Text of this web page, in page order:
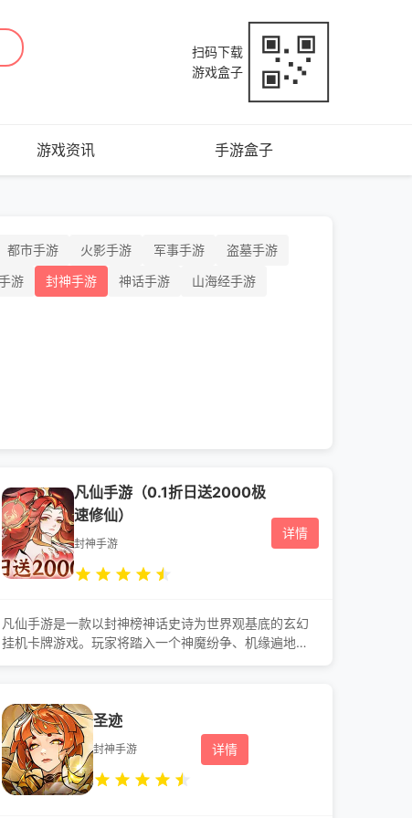
扫码下载
游戏盒子
游戏资讯 手游盒子
都市手游 火影手游 军事手游
盗墓手游
游 封神手游 神话手游
山海经手游
凡仙手游（0.1折日送2000极
速修仙）
封神手游
详情
凡仙手游是一款以封神榜神话史诗为世界观基底的玄幻
挂机卡牌游戏。玩家将踏入一个神魔纷争、机缘遍地的
修仙大世界。
圣迹
封神手游 详情